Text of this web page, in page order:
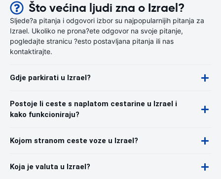
Što većina ljudi zna o Izrael?
Sljede?a pitanja i odgovori izbor su najpopularnijih pitanja za
Izrael. Ukoliko ne prona?ete odgovor na svoje pitanje,
pogledajte stranicu ?esto postavljana pitanja ili nas
kontaktirajte.
Gdje parkirati u Izrael?
Postoje li ceste s naplatom cestarine u Izrael i
kako funkcioniraju?
Kojom stranom ceste voze u Izrael?
Koja je valuta u Izrael?